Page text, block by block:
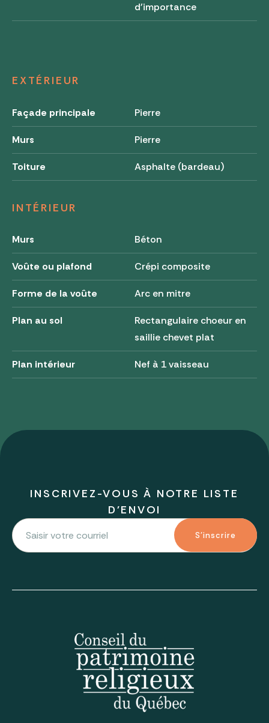
d'importance
EXTÉRIEUR
Façade principale Pierre
Murs Pierre
Toiture Asphalte (bardeau)
INTÉRIEUR
Murs Béton
Voûte ou plafond Crépi composite
Forme de la voûte Arc en mitre
Plan au sol
Rectangulaire choeur en
saillie chevet plat
Plan intérieur Nef à 1 vaisseau
INSCRIVEZ-VOUS À NOTRE LISTE
D'ENVOI
S'inscrire